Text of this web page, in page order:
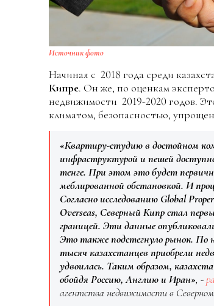
Источник фото
Начиная с 2018 года среди
Кипре. Он же, по оценкам
недвижимости 2019-2020 годов.
климатом, безопасностью,
«Квартиру-студию в достойном
инфраструктурой и пешей
тенге. При этом это будет
меблированной обстановкой. И
Согласно исследованию Global
Overseas, Северный Кипр стал
границей. Эти данные
Это также подстегнуло рынок. По
тысяч казахстанцев приобрели
удвоилась. Таким образом,
обойдя Россию, Англию и Иран», -
агентства недвижимости в